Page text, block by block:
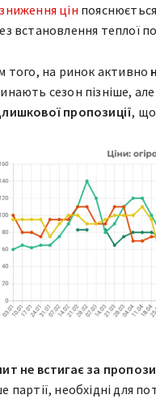
зниження цін пояснюється
встановлення теплої
того, на ринок активно
сезон пізніше,
пропозиції, що
не встигає за
партії, необхідні для